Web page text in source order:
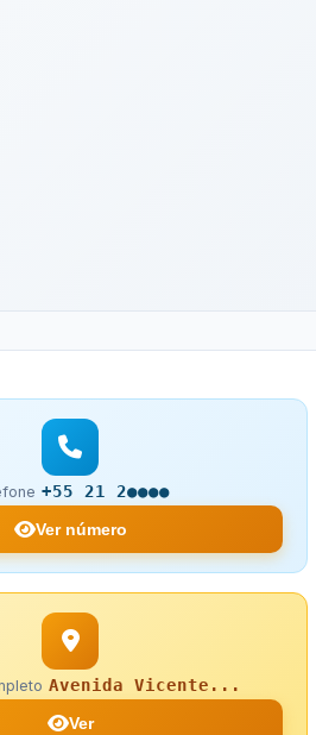
+55 21 2●●●●
Ver número
Avenida Vicente...
Ver